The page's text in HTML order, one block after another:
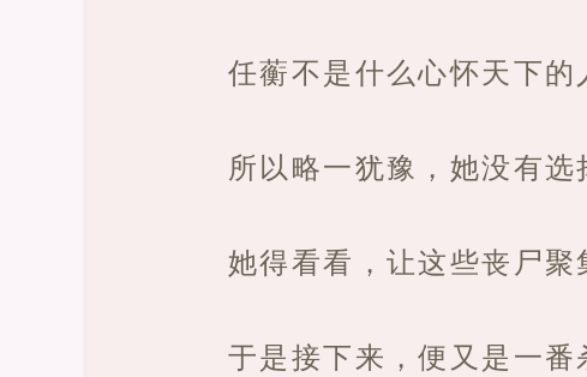
任蘅不是什么心怀天下的
所以略一犹豫，她没有选
她得看看，让这些丧尸
于是接下来，便又是一番